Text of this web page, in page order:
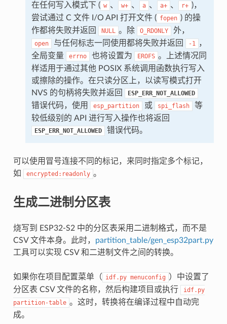
在任何写入模式下 ( w 、 w+ 、 a 、 a+ 、 r+ )，
尝试通过 C 文件 I/O API 打开文件 ( fopen ) 的操
作都将失败并返回
NULL 。除 O_RDONLY 外，
open 与任何标志一同使用都将失败并返回 -1 ，
全局变量
errno 也将设置为 EROFS 。上述情况同
样适用于通过其他 POSIX 系统调用函数执行写入
或擦除的操作。在只读分区上，以读写模式打开
NVS 的句柄将失败并返回
ESP_ERR_NOT_ALLOWED
错误代码，使用 esp_partition 或 spi_flash
等
较低级别的 API 进行写入操作也将返回
ESP_ERR_NOT_ALLOWED 错误代码。
可以使用冒号连接不同的标记，来同时指定多个标记，
如
encrypted:readonly 。
生成二进制分区表
烧写到 ESP32-S2 中的分区表采用二进制格式，而不是
CSV 文件本身。此时， partition_table/gen_esp32part.py
工具可以实现 CSV 和二进制文件之间的转换。
如果你在项目配置菜单（ idf.py menuconfig
）中设置了
分区表 CSV 文件的名称，然后构建项目或执行
idf.py
partition-table 。这时，转换将在编译过程中自动完
成。